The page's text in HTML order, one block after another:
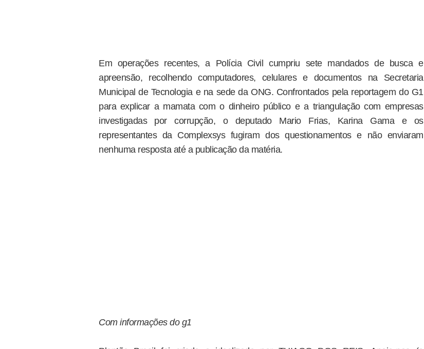
Em operações recentes, a Polícia Civil cumpriu sete mandados de busca e
apreensão, recolhendo computadores, celulares e documentos na Secretaria
Municipal de Tecnologia e na sede da ONG. Confrontados pela reportagem do G1
para explicar a mamata com o dinheiro público e a triangulação com empresas
investigadas por corrupção, o deputado Mario Frias, Karina Gama e os
representantes da Complexsys fugiram dos questionamentos e não enviaram
nenhuma resposta até a publicação da matéria.
Com informações do g1